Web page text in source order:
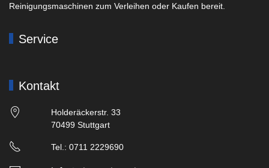
Reinigungsmaschinen zum Verleihen oder Kaufen bereit.
Service
Kontakt
Holderäckerstr. 33
70499 Stuttgart
Tel.: 0711 2229690